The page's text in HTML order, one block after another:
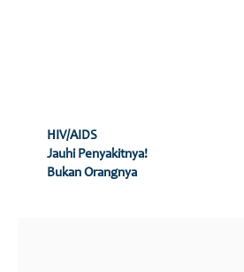
HIV/AIDS
Jauhi Penyakitnya!
Bukan Orangnya